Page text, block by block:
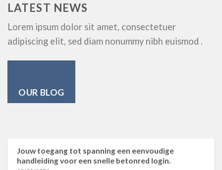
LATEST NEWS
Lorem ipsum dolor sit amet, consectetuer
adipiscing elit, sed diam nonummy nibh euismod .
OUR BLOG
Jouw toegang tot spanning een eenvoudige
handleiding voor een snelle betonred login.